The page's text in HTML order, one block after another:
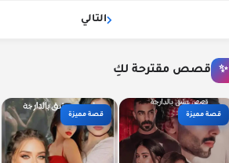
التالي
✨ قصص مقترحة لكِ
قصة مميزة قصة مميزة